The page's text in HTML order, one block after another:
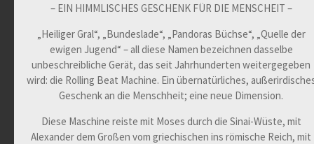
– EIN HIMMLISCHES GESCHENK FÜR DIE MENSCHEIT –
„Heiliger Gral“, „Bundeslade“, „Pandoras Büchse“, „Quelle der
ewigen Jugend“ – all diese Namen bezeichnen dasselbe
unbeschreibliche Gerät, das seit Jahrhunderten weitergegeben
wird: die Rolling Beat Machine. Ein übernatürliches,
Geschenk an die Menschheit; eine neue Dimension.
Diese Maschine reiste mit Moses durch die Sinai-Wüste, mit
Alexander dem Großen vom griechischen ins römische Reich, mit